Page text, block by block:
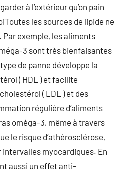
à l’extérieur qu’on pain
les sources de lipide ne
Par exemple, les aliments
3 sont très bienfaisantes
de panne développe la
( HDL ) et facilite
( LDL ) et des
régulière d’aliments
oméga-3, même à travers
le risque d’athérosclérose,
intervalles myocardiques. En
aussi un effet anti-